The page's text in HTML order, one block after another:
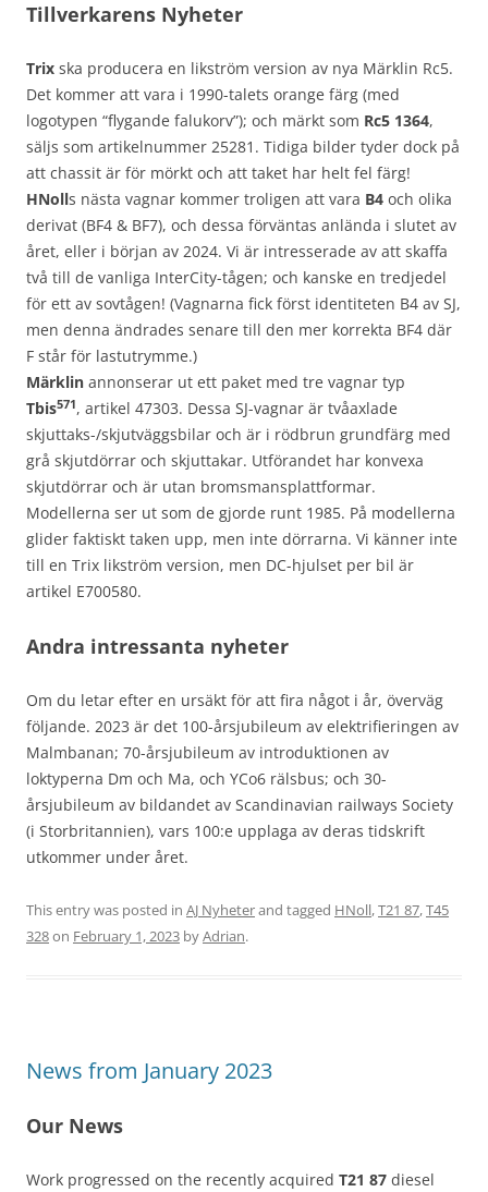
Tillverkarens Nyheter
Trix ska producera en likström version av nya Märklin Rc5.
Det kommer att vara i 1990-talets orange färg (med
logotypen “flygande falukorv”); och märkt som Rc5 1364,
säljs som artikelnummer 25281. Tidiga bilder tyder dock på
att chassit är för mörkt och att taket har helt fel färg!
HNolls nästa vagnar kommer troligen att vara B4 och olika
derivat (BF4 & BF7), och dessa förväntas anlända i slutet av
året, eller i början av 2024. Vi är intresserade av att skaffa
två till de vanliga InterCity-tågen; och kanske en tredjedel
för ett av sovtågen! (Vagnarna fick först identiteten B4 av SJ,
men denna ändrades senare till den mer korrekta BF4 där
F står för lastutrymme.)
Märklin annonserar ut ett paket med tre vagnar typ
Tbis571, artikel 47303. Dessa SJ-vagnar är tvåaxlade
skjuttaks-/skjutväggsbilar och är i rödbrun grundfärg med
grå skjutdörrar och skjuttakar. Utförandet har konvexa
skjutdörrar och är utan bromsmansplattformar.
Modellerna ser ut som de gjorde runt 1985. På modellerna
glider faktiskt taken upp, men inte dörrarna. Vi känner inte
till en Trix likström version, men DC-hjulset per bil är
artikel E700580.
Andra intressanta nyheter
Om du letar efter en ursäkt för att fira något i år, överväg
följande. 2023 är det 100-årsjubileum av elektrifieringen av
Malmbanan; 70-årsjubileum av introduktionen av
loktyperna Dm och Ma, och YCo6 rälsbus; och 30-
årsjubileum av bildandet av Scandinavian railways Society
(i Storbritannien), vars 100:e upplaga av deras tidskrift
utkommer under året.
This entry was posted in AJ Nyheterand tagged HNoll,T21 87,T45
328on February 1, 2023 byAdrian.
News from January 2023
Our News
Work progressed on the recently acquired T21 87 diesel